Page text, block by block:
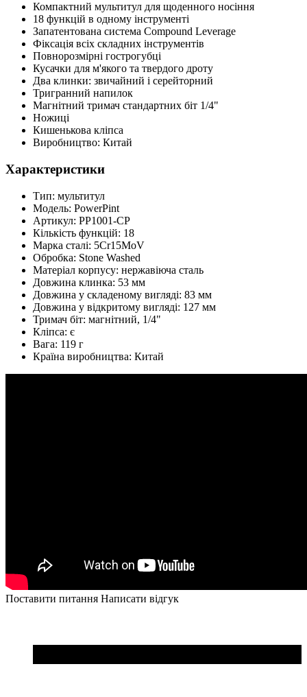
Компактний мультитул для щоденного носіння
18 функцій в одному інструменті
Запатентована система Compound Leverage
Фіксація всіх складних інструментів
Повнорозмірні гострогубці
Кусачки для м'якого та твердого дроту
Два клинки: звичайний і серейторний
Тригранний напилок
Магнітний тримач стандартних біт 1/4"
Ножиці
Кишенькова кліпса
Виробництво: Китай
Характеристики
Тип: мультитул
Модель: PowerPint
Артикул: PP1001-CP
Кількість функцій: 18
Марка сталі: 5Cr15MoV
Обробка: Stone Washed
Матеріал корпусу: нержавіюча сталь
Довжина клинка: 53 мм
Довжина у складеному вигляді: 83 мм
Довжина у відкритому вигляді: 127 мм
Тримач біт: магнітний, 1/4"
Кліпса: є
Вага: 119 г
Країна виробництва: Китай
Поставити питання Написати відгук